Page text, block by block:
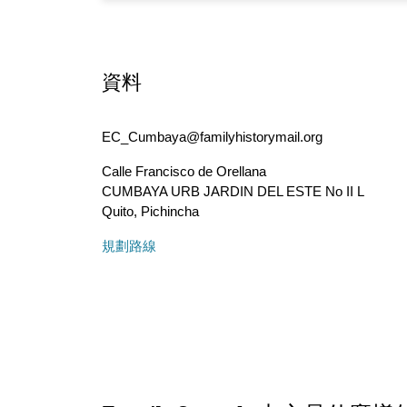
資料
EC_Cumbaya@familyhistorymail.org
Calle Francisco de Orellana
CUMBAYA URB JARDIN DEL ESTE No II L
Quito, Pichincha
規劃路線